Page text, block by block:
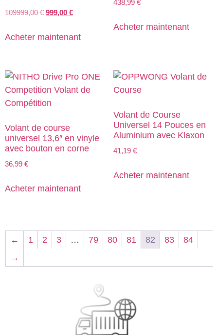
109999,00€ 999,00 €
Acheter maintenant
438,99 €
Acheter maintenant
Volant de course
universel 13,6″ en vinyle
avec bouton en corne
36,99 €
Acheter maintenant
Volant de Course
Universel 14 Pouces en
Aluminium avec Klaxon
41,19 €
Acheter maintenant
← 1 2 3 … 79 80 81 82 83
84
→